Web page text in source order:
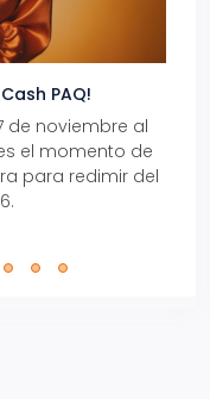
PAQ!
de noviembre al
el momento de
para redimir del